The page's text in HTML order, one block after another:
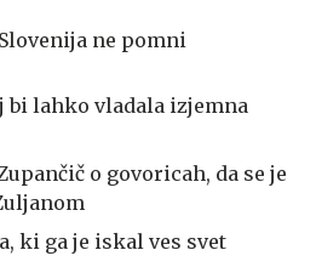
ne pomni
bi lahko vladala izjemna
o govoricah, da se je
ki ga je iskal ves svet